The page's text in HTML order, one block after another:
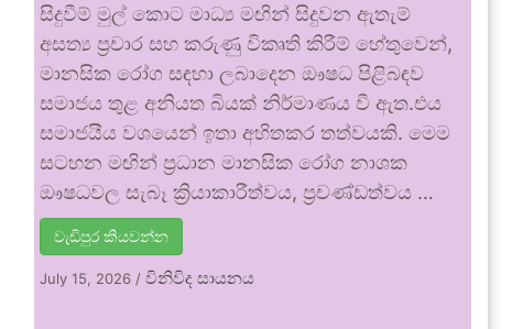
සිදුවීම් මුල් කොට මාධ්‍ය මඟින් සිදුවන ඇතැම්
අසත්‍ය ප්‍රචාර සහ කරුණු විකෘති කිරීම් හේතුවෙන්,
මානසික රෝග සඳහා ලබාදෙන ඖෂධ පිළිබඳව
සමාජය තුළ අනියත බියක් නිර්මාණය වී ඇත.එය
සමාජයීය වශයෙන් ඉතා අහිතකර තත්වයකි. මෙම
සටහන මඟින් ප්‍රධාන මානසික රෝග නාශක
ඖෂධවල සැබෑ ක්‍රියාකාරීත්වය, ප්‍රචණ්ඩත්වය …
වැඩිපුර කියවන්න
July 15, 2026 /විනිවිද සායනය